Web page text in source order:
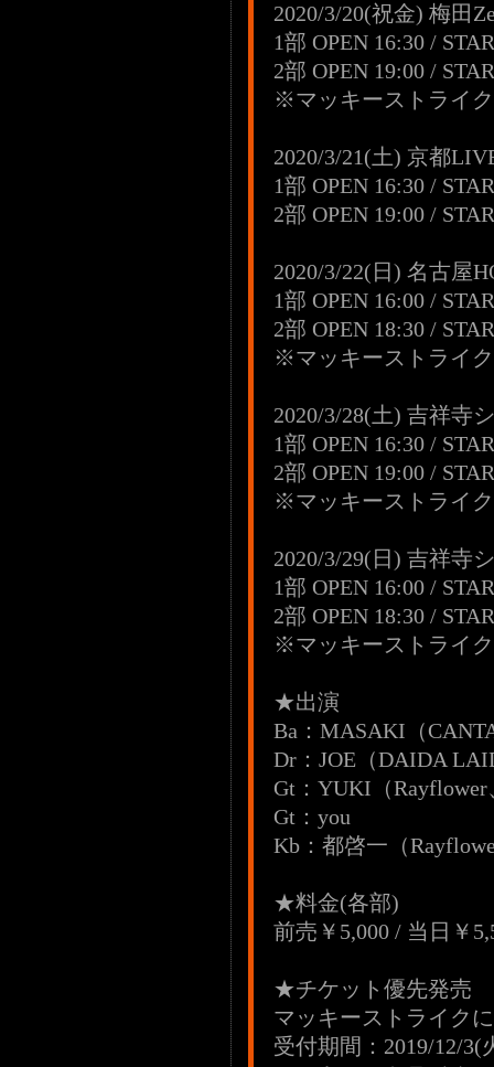
2020/3/20(祝金) 梅田
1部 OPEN 16:30 /
2部 OPEN 19:00 /
※マッキーストライ
2020/3/21(土) 京都
1部 OPEN 16:30 /
2部 OPEN 19:00 /
2020/3/22(日) 名古屋
1部 OPEN 16:00 /
2部 OPEN 18:30 /
※マッキーストライ
2020/3/28(土) 吉祥寺
1部 OPEN 16:30 /
2部 OPEN 19:00 /
※マッキーストライ
2020/3/29(日) 吉祥寺
1部 OPEN 16:00 /
2部 OPEN 18:30 /
※マッキーストライ
★出演
Ba：MASAKI（
Dr：JOE（DAIDA
Gt：YUKI（Rayflower
Gt：you
Kb：都啓一（
★料金(各部)
前売￥5,000 / 当日￥
★チケット優先発売
マッキーストライク
受付期間：2019/12/3(